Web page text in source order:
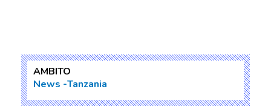
AMBITO
News Tanzania